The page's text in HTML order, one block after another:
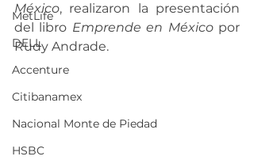
MetLife
DELL
Accenture
Citibanamex
Nacional Monte de Piedad
HSBC
México, realizaron la presentación
del libro Emprende en México por
Rudy Andrade.